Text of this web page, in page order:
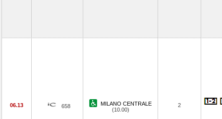
06.13 658
MILANO CENTRALE
(10.00)
2